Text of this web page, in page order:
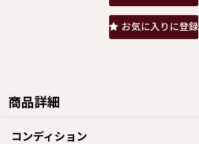
お気に入りに登録
商品詳細
コンディション